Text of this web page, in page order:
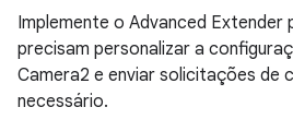
Implemente o Advanced Extender
precisam personalizar a
Camera2 e enviar solicitações de
necessário.